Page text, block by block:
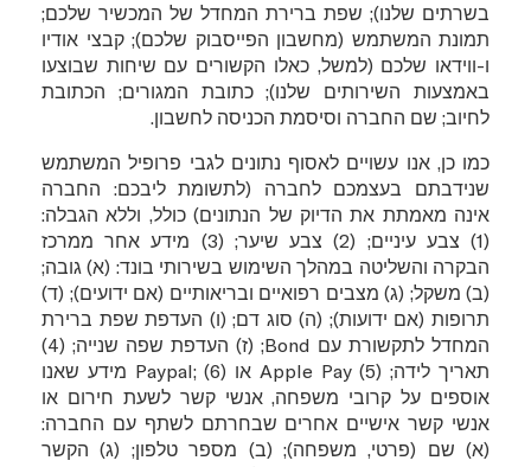
בשרתים שלנו); שפת ברירת המחדל של המכשיר שלכם;
תמונת המשתמש (מחשבון הפייסבוק שלכם); קבצי אודיו
ו-ווידאו שלכם (למשל, כאלו הקשורים עם שיחות שבוצעו
באמצעות השירותים שלנו); כתובת המגורים; הכתובת
לחיוב; שם החברה וסיסמת הכניסה לחשבון.
כמו כן, אנו עשויים לאסוף נתונים לגבי פרופיל המשתמש
שנידבתם בעצמכם לחברה (לתשומת ליבכם: החברה
אינה מאמתת את הדיוק של הנתונים) כולל, וללא הגבלה:
(1) צבע עיניים; (2) צבע שיער; (3) מידע אחר ממרכז
הבקרה והשליטה במהלך השימוש בשירותי בונד: (א) גובה;
(ב) משקל; (ג) מצבים רפואיים ובריאותיים (אם ידועים); (ד)
תרופות (אם ידועות); (ה) סוג דם; (ו) העדפת שפת ברירת
המחדל לתקשורת עם Bond
; (ז) העדפת שפה שנייה; (4)
תאריך לידה; (5)
Apple Pay או Paypal; (6)‏
מידע שאנו
אוספים על קרובי משפחה, אנשי קשר לשעת חירום או
אנשי קשר אישיים אחרים שבחרתם לשתף עם החברה:
(א) שם (פרטי, משפחה); (ב) מספר טלפון; (ג) הקשר